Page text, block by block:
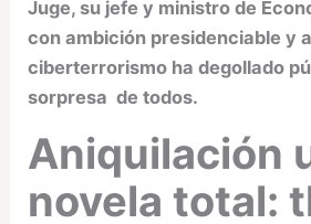
Juge, su jefe y ministro de
con ambición presidenciable y
ciberterrorismo ha degollado
sorpresa de todos.
Aniquilación
novela total: